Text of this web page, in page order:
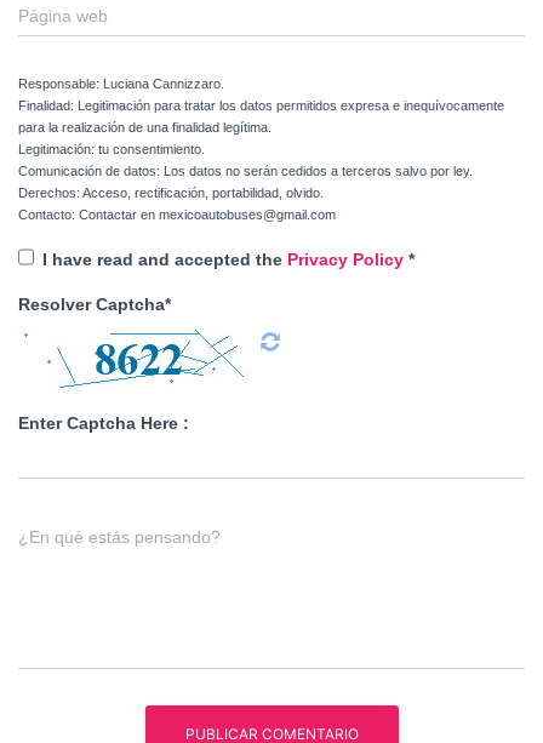
Página web
Responsable: Luciana Cannizzaro.
Finalidad: Legitimación para tratar los datos permitidos expresa e inequívocamente
para la realización de una finalidad legítima.
Legitimación: tu consentimiento.
Comunicación de datos: Los datos no serán cedidos a terceros salvo por ley.
Derechos: Acceso, rectificación, portabilidad, olvido.
Contacto: Contactar en mexicoautobuses@gmail.com
I have read and accepted the Privacy Policy *
Resolver Captcha*
Enter Captcha Here :
¿En qué estás pensando?